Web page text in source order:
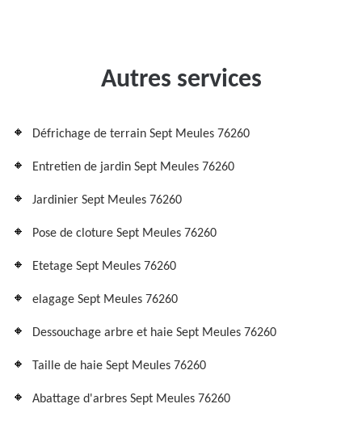
Autres services
Défrichage de terrain Sept Meules 76260
Entretien de jardin Sept Meules 76260
Jardinier Sept Meules 76260
Pose de cloture Sept Meules 76260
Etetage Sept Meules 76260
elagage Sept Meules 76260
Dessouchage arbre et haie Sept Meules 76260
Taille de haie Sept Meules 76260
Abattage d'arbres Sept Meules 76260